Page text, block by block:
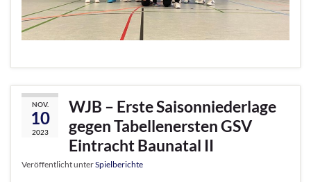
NOV.
10
2023
WJB – Erste Saisonniederlage
gegen Tabellenersten GSV
Eintracht Baunatal II
Veröffentlicht unterSpielberichte